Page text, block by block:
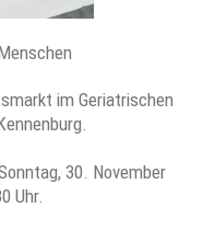
im Geriatrischen
30. November
Uhr.